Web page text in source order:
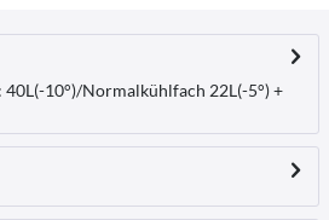
10°)/Normalkühlfach 22L(-5°) +